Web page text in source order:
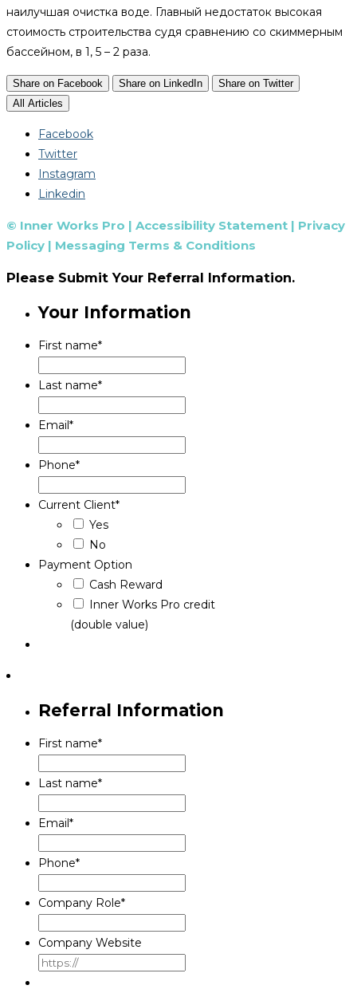
наилучшая очистка воде. Главный недостаток высокая
стоимость строительства судя сравнению со скиммерным
бассейном, в 1, 5 – 2 раза.
Share on Facebook Share on LinkedIn
Share on Twitter
All Articles
Facebook
Twitter
Instagram
Linkedin
© Inner Works Pro | Accessibility Statement | Privacy
Policy | Messaging Terms & Conditions
Please Submit Your Referral Information.
Your Information
First name*
Last name*
Email*
Phone*
Current Client*
Yes
No
Payment Option
Cash Reward
Inner Works Pro credit
(double value)
Referral Information
First name*
Last name*
Email*
Phone*
Company Role*
Company Website